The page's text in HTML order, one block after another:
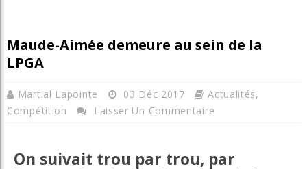
Maude-Aimée demeure au sein de la
LPGA
Martial Lapointe 03 Déc 2017 Actualités,
Compétition
Laisser Un Commentaire
On suivait trou par trou, par